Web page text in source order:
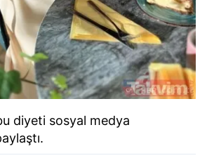
diyeti sosyal medya